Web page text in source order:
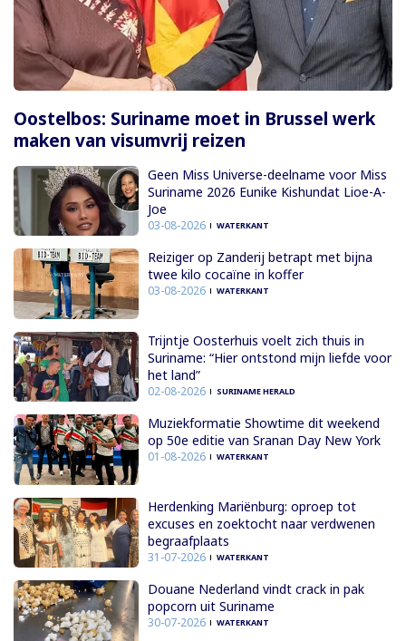
Oostelbos: Suriname moet in Brussel werk
maken van visumvrij reizen
Geen Miss Universe-deelname voor Miss
Suriname 2026 Eunike Kishundat Lioe-A-
Joe
03-08-2026 WATERKANT
Reiziger op Zanderij betrapt met bijna
twee kilo cocaïne in koffer
03-08-2026 WATERKANT
Trijntje Oosterhuis voelt zich thuis in
Suriname: “Hier ontstond mijn liefde voor
het land”
02-08-2026 SURINAME HERALD
Muziekformatie Showtime dit weekend
op 50e editie van Sranan Day New York
01-08-2026 WATERKANT
Herdenking Mariënburg: oproep tot
excuses en zoektocht naar verdwenen
begraafplaats
31-07-2026 WATERKANT
Douane Nederland vindt crack in pak
popcorn uit Suriname
30-07-2026 WATERKANT